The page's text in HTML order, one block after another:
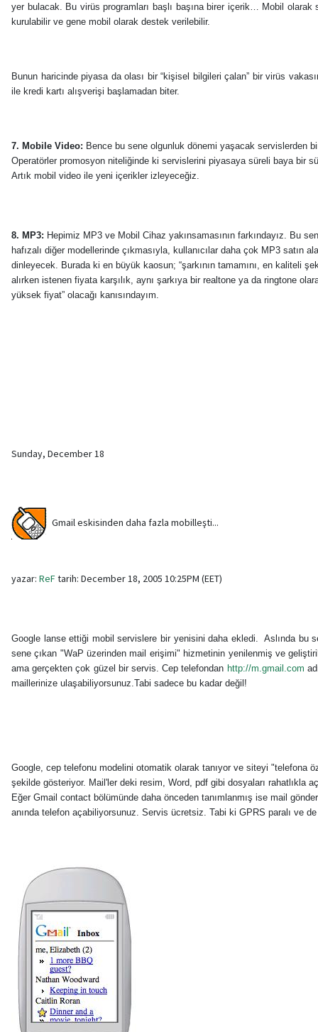
yer bulacak. Bu virüs programları başlı başına birer içerik… Mobil olarak
kurulabilir ve gene mobil olarak destek verilebilir.
Bunun haricinde piyasa da olası bir “kişisel bilgileri çalan” bir virüs
ile kredi kartı alışverişi başlamadan biter.
7. Mobile Video: Bence bu sene olgunluk dönemi yaşacak servislerden
Operatörler promosyon niteliğinde ki servislerini piyasaya süreli baya bir
Artık mobil video ile yeni içerikler izleyeceğiz.
8. MP3: Hepimiz MP3 ve Mobil Cihaz yakınsamasının farkındayız. Bu
hafızalı diğer modellerinde çıkmasıyla, kullanıcılar daha çok MP3 satın
dinleyecek. Burada ki en büyük kaosun; “şarkının tamamını, en kaliteli
alırken istenen fiyata karşılık, aynı şarkıya bir realtone ya da ringtone
yüksek fiyat” olacağı kanısındayım.
Sunday, December 18
Gmail eskisinden daha fazla mobilleşti...
yazar: ReFtarih: December 18, 2005 10:25PM (EET)
Google lanse ettiği mobil servislere bir yenisini daha ekledi. Aslında bu
sene çıkan "WaP üzerinden mail erişimi" hizmetinin yenilenmiş ve
ama gerçekten çok güzel bir servis. Cep telefondan http://m.gmail.com
maillerinize ulaşabiliyorsunuz.Tabi sadece bu kadar değil!
Google, cep telefonu modelini otomatik olarak tanıyor ve siteyi "telefona
şekilde gösteriyor. Mail'ler deki resim, Word, pdf gibi dosyaları rahatlıkla
Eğer Gmail contact bölümünde daha önceden tanımlanmış ise mail
anında telefon açabiliyorsunuz. Servis ücretsiz. Tabi ki GPRS paralı ve de